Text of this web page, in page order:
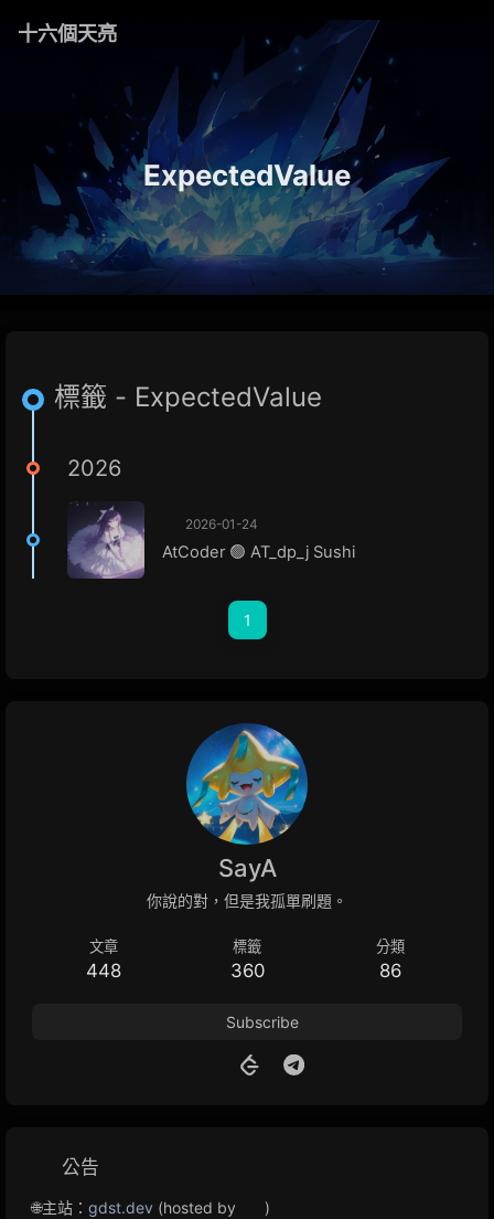
十六個天亮
ExpectedValue
標籤 - ExpectedValue
2026
2026-01-24
AtCoder 🟢 AT_dp_j Sushi
1
SayA
你說的對，但是我孤單刷題。
文章
448
標籤
360
分類
86
Subscribe
公告
🌐主站： gdst.dev (hosted by
)